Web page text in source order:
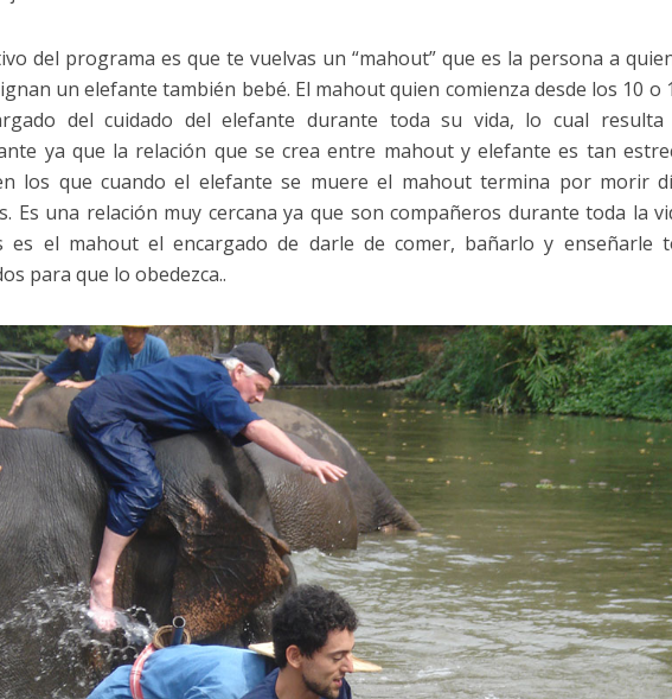
del programa es que te vuelvas un “mahout” que es la persona a
un elefante también bebé. El mahout quien comienza desde los 10 o
del cuidado del elefante durante toda su vida, lo cual resulta
ya que la relación que se crea entre mahout y elefante es tan
los que cuando el elefante se muere el mahout termina por morir
Es una relación muy cercana ya que son compañeros durante toda la
es el mahout el encargado de darle de comer, bañarlo y enseñarle
para que lo obedezca..